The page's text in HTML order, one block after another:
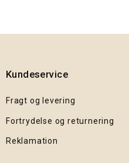
Kundeservice
Fragt og levering
Fortrydelse og returnering
Reklamation